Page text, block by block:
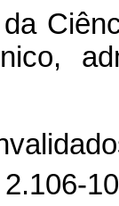
2.106-